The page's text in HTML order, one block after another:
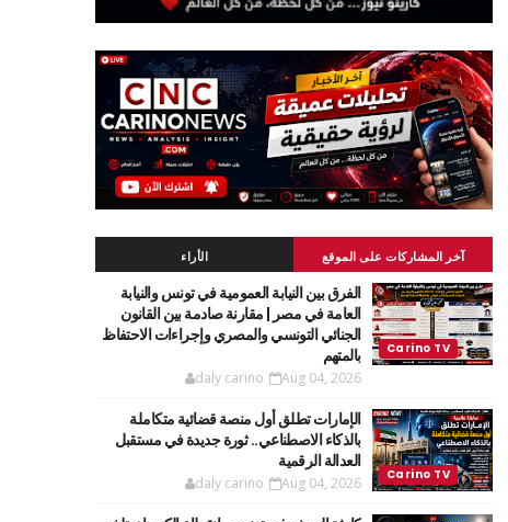
آخر المشاركات على الموقع الأراء
الفرق بين النيابة العمومية في تونس والنيابة
العامة في مصر | مقارنة صادمة بين القانون
الجنائي التونسي والمصري وإجراءات الاحتفاظ
بالمتهم
daly carino Aug 04, 2026
الإمارات تطلق أول منصة قضائية متكاملة
بالذكاء الاصطناعي.. ثورة جديدة في مستقبل
العدالة الرقمية
daly carino Aug 04, 2026